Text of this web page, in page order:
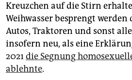
Kreuzchen auf die Stirn
Weihwasser besprengt werden
Autos, Traktoren und sonst
insofern neu, als eine
2021die Segnung
ablehnte.